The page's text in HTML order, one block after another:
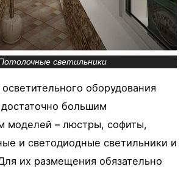
светильники
оборудования
большим
моделей – люстры, софиты,
и светодиодные светильники и
их размещения обязательно